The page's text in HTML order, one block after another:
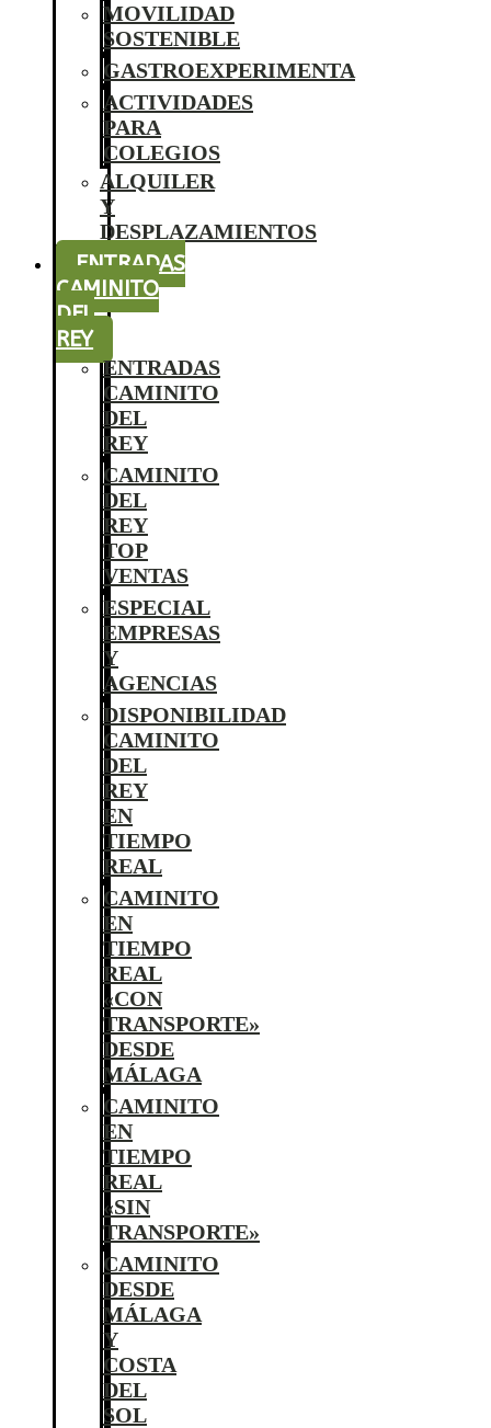
MOVILIDAD
SOSTENIBLE
GASTROEXPERIMENTA
ACTIVIDADES
PARA
COLEGIOS
ALQUILER
Y
DESPLAZAMIENTOS
ENTRADAS
CAMINITO
DEL
REY
ENTRADAS
CAMINITO
DEL
REY
CAMINITO
DEL
REY
TOP
VENTAS
ESPECIAL
EMPRESAS
Y
AGENCIAS
DISPONIBILIDAD
CAMINITO
DEL
REY
EN
TIEMPO
REAL
CAMINITO
EN
TIEMPO
REAL
«CON
TRANSPORTE»
DESDE
MÁLAGA
CAMINITO
EN
TIEMPO
REAL
«SIN
TRANSPORTE»
CAMINITO
DESDE
MÁLAGA
Y
COSTA
DEL
SOL